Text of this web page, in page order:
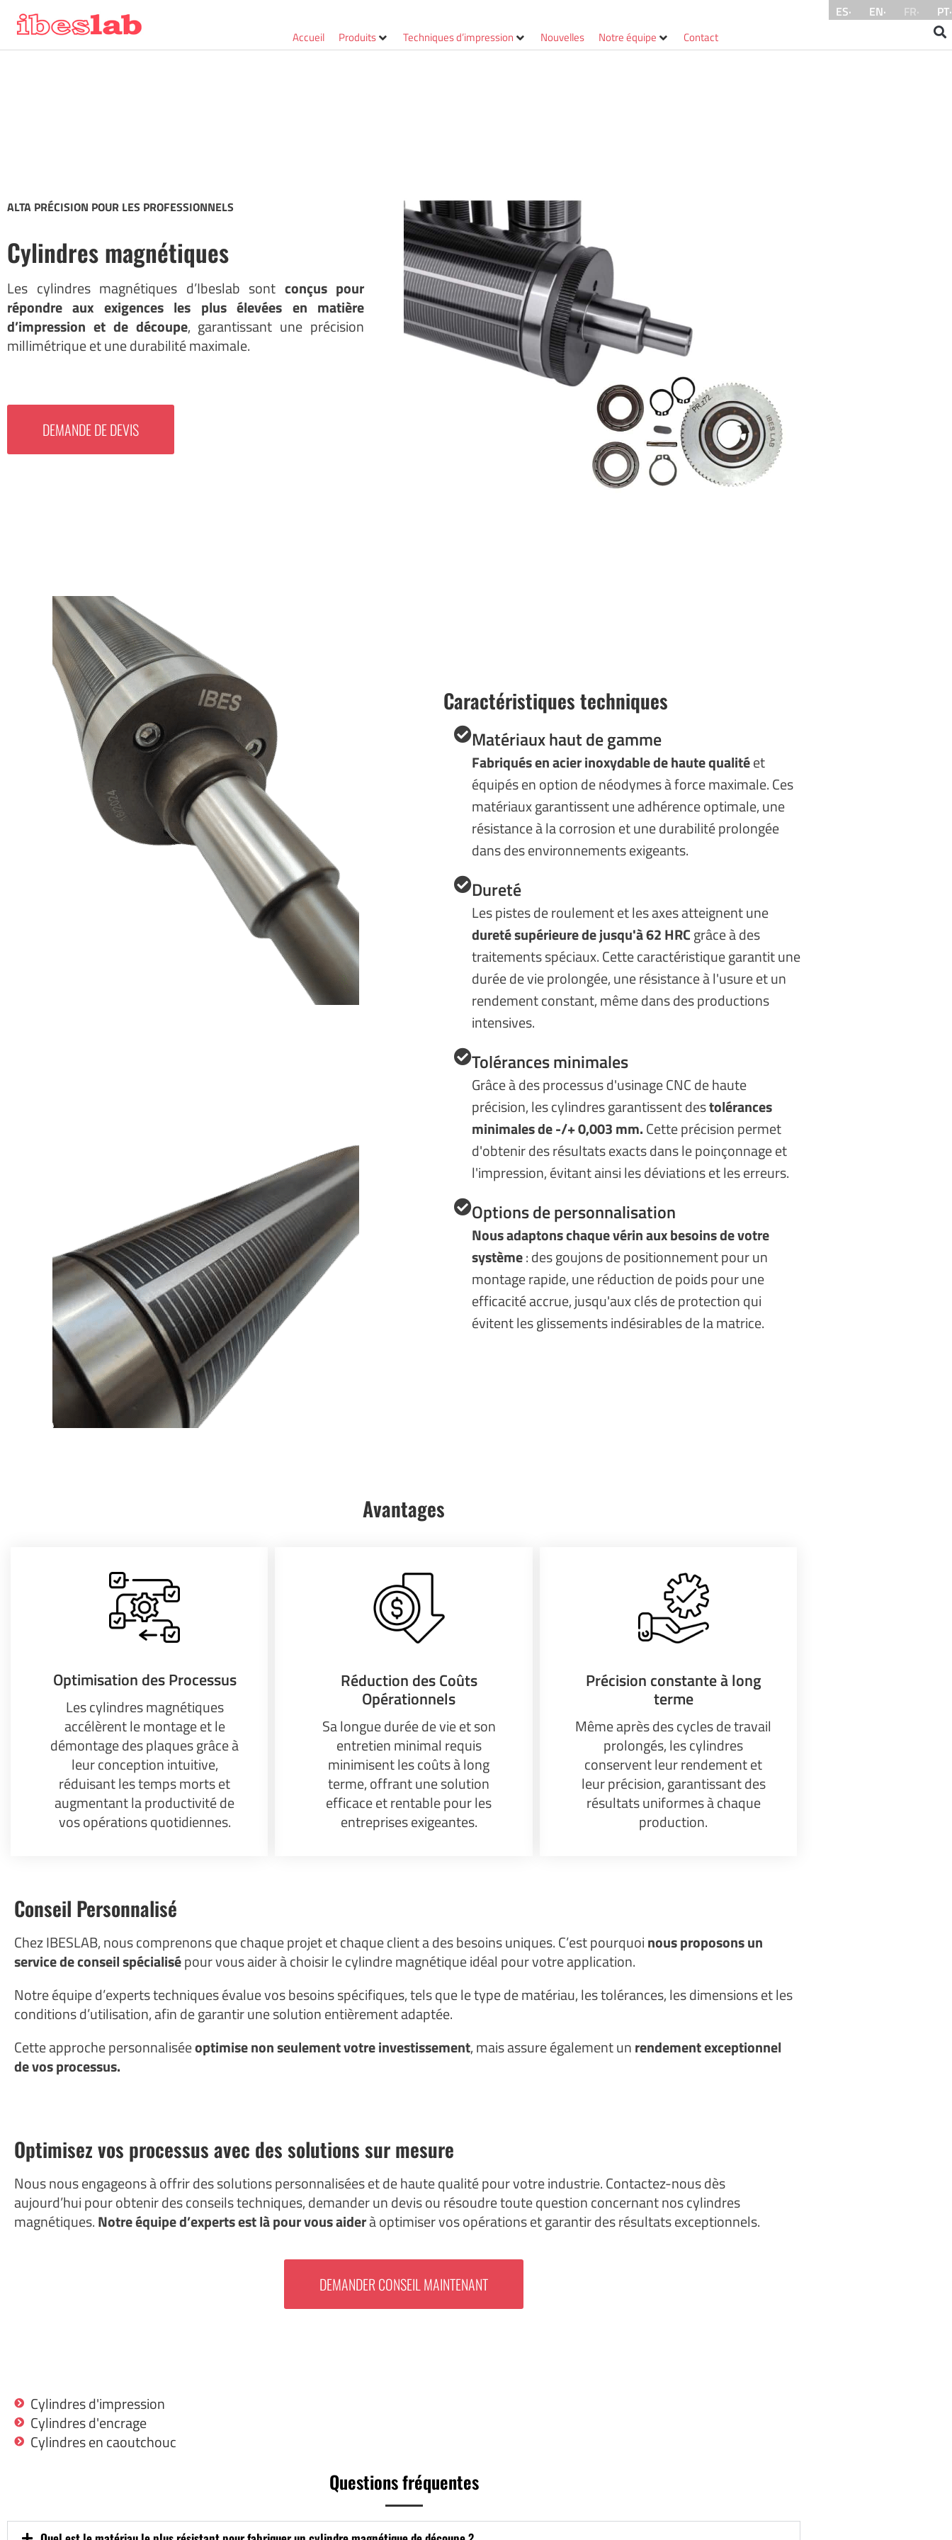
ES· EN· FR· PT·
Accueil Produits Techniques d’impression Nouvelles Notre équipe Contact
ALTA PRÉCISION POUR LES PROFESSIONNELS
Cylindres magnétiques
Les cylindres magnétiques d’Ibeslab sont conçus pour
répondre aux exigences les plus élevées en matière
d’impression et de découpe, garantissant une précision
millimétrique et une durabilité maximale.
DEMANDE DE DEVIS
Caractéristiques techniques
Matériaux haut de gamme
Fabriqués en acier inoxydable de haute qualitéet
équipés en option de néodymes à force maximale. Ces
matériaux garantissent une adhérence optimale, une
résistance à la corrosion et une durabilité prolongée
dans des environnements exigeants.
Dureté
Les pistes de roulement et les axes atteignent une
dureté supérieure de jusqu'à 62 HRCgrâce à des
traitements spéciaux. Cette caractéristique garantit une
durée de vie prolongée, une résistance à l'usure et un
rendement constant, même dans des productions
intensives.
Tolérances minimales
Grâce à des processus d'usinage CNC de haute
précision, les cylindres garantissent destolérances
minimales de -/+ 0,003 mm.Cette précision permet
d'obtenir des résultats exacts dans le poinçonnage et
l'impression, évitant ainsi les déviations et les erreurs.
Options de personnalisation
Nous adaptons chaque vérin aux besoins de votre
système: des goujons de positionnement pour un
montage rapide, une réduction de poids pour une
efficacité accrue, jusqu'aux clés de protection qui
évitent les glissements indésirables de la matrice.
Avantages
Optimisation des Processus
Les cylindres magnétiques
accélèrent le montage et le
démontage des plaques grâce à
leur conception intuitive,
réduisant les temps morts et
augmentant la productivité de
vos opérations quotidiennes.
Réduction des Coûts
Opérationnels
Sa longue durée de vie et son
entretien minimal requis
minimisent les coûts à long
terme, offrant une solution
efficace et rentable pour les
entreprises exigeantes.
Précision constante à long
terme
Même après des cycles de travail
prolongés, les cylindres
conservent leur rendement et
leur précision, garantissant des
résultats uniformes à chaque
production.
Conseil Personnalisé
Chez IBESLAB, nous comprenons que chaque projet et chaque client a des besoins uniques. C’est pourquoinous proposons un
service de conseil spécialisépour vous aider à choisir le cylindre magnétique idéal pour votre application.
Notre équipe d’experts techniques évalue vos besoins spécifiques, tels que le type de matériau, les tolérances, les dimensions et les
conditions d’utilisation, afin de garantir une solution entièrement adaptée.
Cette approche personnaliséeoptimise non seulement votre investissement, mais assure également unrendement exceptionnel
de vos processus.
Optimisez vos processus avec des solutions sur mesure
Nous nous engageons à offrir des solutions personnalisées et de haute qualité pour votre industrie. Contactez-nous dès
aujourd’hui pour obtenir des conseils techniques, demander un devis ou résoudre toute question concernant nos cylindres
magnétiques.Notre équipe d’experts est là pour vous aiderà optimiser vos opérations et garantir des résultats exceptionnels.
DEMANDER CONSEIL MAINTENANT
Cylindres d'impression
Cylindres d'encrage
Cylindres en caoutchouc
Questions fréquentes